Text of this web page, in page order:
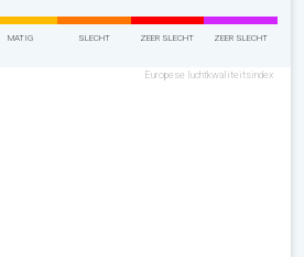
MATIG SLECHT ZEER SLECHT ZEER SLECHT
Europese luchtkwaliteitsindex